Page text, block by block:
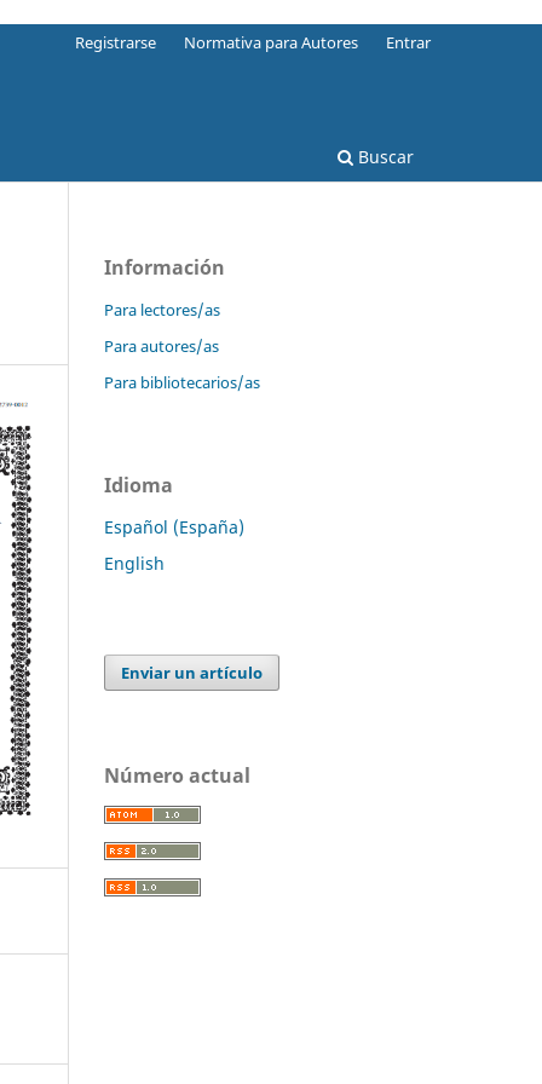
Buscar
Registrarse Normativa para Autores Entrar
Información
Para lectores/as
Para autores/as
Para bibliotecarios/as
Idioma
Español (España)
English
Enviar un artículo
Número actual